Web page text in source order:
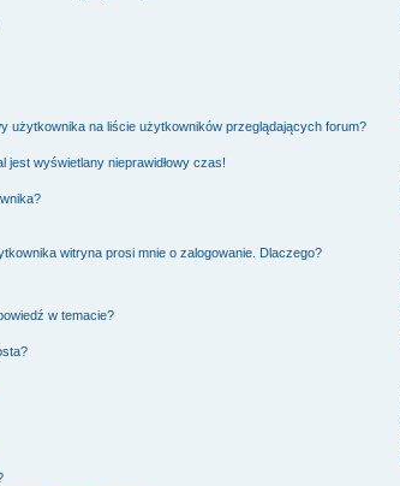
użytkownika na liście użytkowników przeglądających forum?
jest wyświetlany nieprawidłowy czas!
witryna prosi mnie o zalogowanie. Dlaczego?
w temacie?